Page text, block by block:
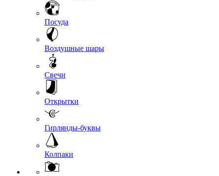
Посуда
Воздушные шары
Свечи
Открытки
Гирлянды-буквы
Колпаки